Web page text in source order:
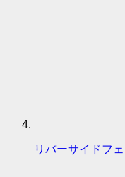
リバーサイドフ